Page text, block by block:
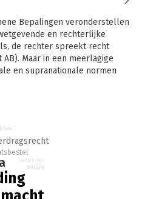
Bepalingen veronderstellen
en rechterlijke
de rechter spreekt recht
AB). Maar in een meerlagige
en supranationale normen
de levering van F35-
maatschappelijke crises de
vragen die raken aan het
en de uitvoerende macht.
93 en 94 Grw. de rechter
waardoor hij wetsbepalingen
wetteksten
politiek